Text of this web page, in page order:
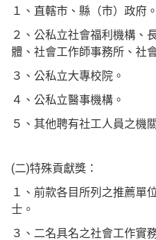
１、直轄市、縣（市）政府。
２、公私立社會福利機構、
體、社會工作師事務所、社
３、公私立大專校院。
４、公私立醫事機構。
５、其他聘有社工人員之機
(二)特殊貢獻獎：
１、前款各目所列之推薦單
士。
３、二名具名之社會工作實